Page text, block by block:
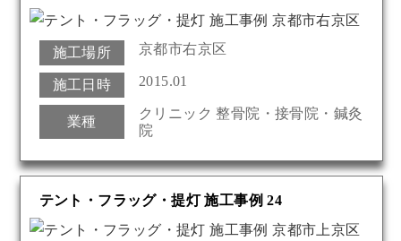
施工場所 京都市右京区
施工日時 2015.01
業種
クリニック 整骨院・接骨院・鍼灸
院
テント・フラッグ・提灯 施工事例 24